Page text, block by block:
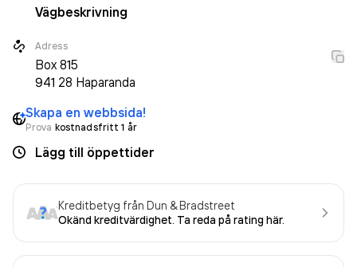
Vägbeskrivning
Adress
Box815
941 28 Haparanda
Skapa en webbsida!
Prova kostnadsfritt 1 år
Lägg till öppettider
Kreditbetyg från Dun & Bradstreet
Okänd kreditvärdighet. Ta reda på rating här.